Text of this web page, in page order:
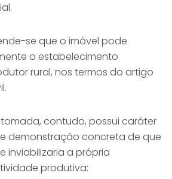
se que o imóvel pode
o estabelecimento
rural, nos termos do artigo
contudo, possui caráter
demonstração concreta de que
inviabilizaria a própria
produtiva: